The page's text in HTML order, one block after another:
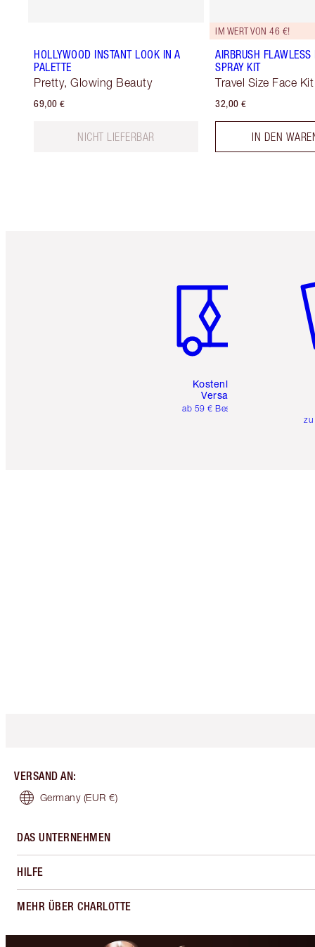
HOLLYWOOD INSTANT LOOK IN A
PALETTE
Pretty, Glowing Beauty
69,00 €
NICHT LIEFERBAR
IM WERT VON 46 €!
AIRBRUSH
SPRAY KIT
Travel Size Face Kit
32,00 €
IN DEN
Kostenloser
Versand
ab 59 € Bestellwert
zu
VERSAND AN:
Germany (EUR €)
DAS UNTERNEHMEN
HILFE
MEHR ÜBER CHARLOTTE